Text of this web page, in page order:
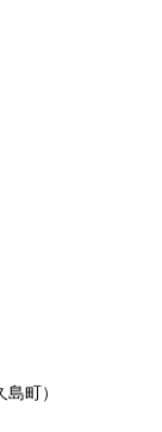
町）